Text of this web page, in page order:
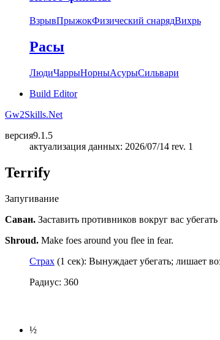
ВзрывПрыжокФизический снарядВихрь
Расы
ЛюдиЧаррыНорныАсурыСильвари
Build Editor
Gw2Skills.Net
версия9.1.5
актуализация данных: 2026/07/14 rev. 1
Terrify
Запугивание
Саван. Заставить противников вокруг вас убегать
Shroud. Make foes around you flee in fear.
Страх (1 сек): Вынуждает убегать; лишает
Радиус: 360
½